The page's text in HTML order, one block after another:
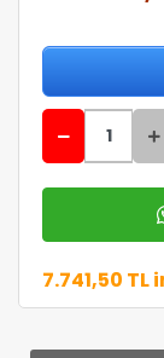
7.741,50
Product